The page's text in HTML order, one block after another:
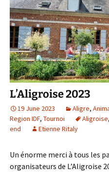
L’Aligroise 2023
19 June 2023 Aligre,
Region IDF, Tournoi Aligroise,
end
Etienne Ritaly
Un énorme merci à tous les
organisateurs de L’Aligroise